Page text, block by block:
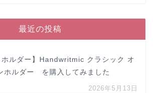
最近の投稿
ホルダー】Handwritmic クラシック オ
ホルダー を購入してみました
2026年5月13日